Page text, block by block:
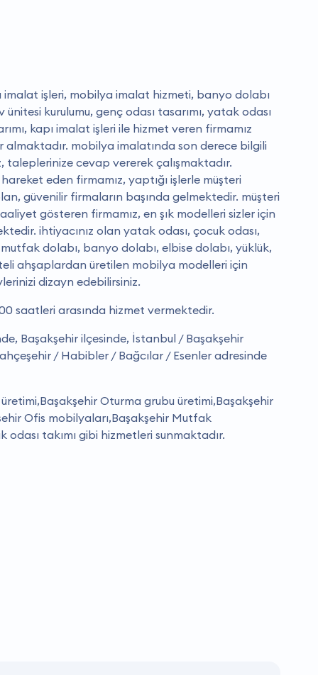
işleri, mobilya imalat hizmeti, banyo dolabı
kurulumu, genç odası tasarımı, yatak odası
kapı imalat işleri ile hizmet veren firmamız
almaktadır. mobilya imalatında son derece bilgili
cevap vererek çalışmaktadır.
eden firmamız, yaptığı işlerle müşteri
güvenilir firmaların başında gelmektedir. müşteri
gösteren firmamız, en şık modelleri sizler için
i̇htiyacınız olan yatak odası, çocuk odası,
mutfak dolabı, banyo dolabı, elbise dolabı, yüklük,
ahşaplardan üretilen mobilya modelleri için
dizayn edebilirsiniz.
saatleri arasında hizmet vermektedir.
Başakşehir ilçesinde, İstanbul / Başakşehir
/ Habibler / Bağcılar / Esenler adresinde
Oturma grubu üretimi,Başakşehir
Ofis mobilyaları,Başakşehir Mutfak
odası takımı gibi hizmetleri sunmaktadır.